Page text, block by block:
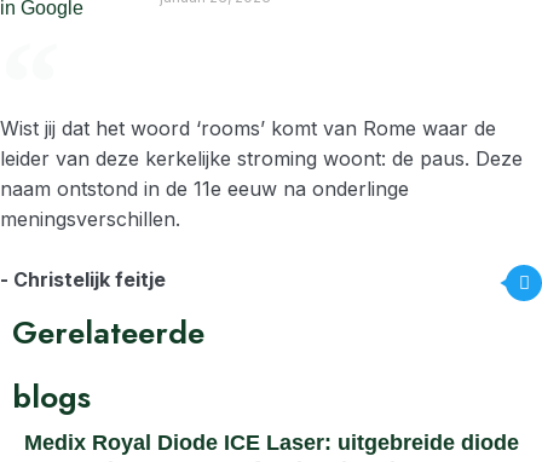
Wist jij dat het woord ‘rooms’ komt van Rome waar de
leider van deze kerkelijke stroming woont: de paus. Deze
naam ontstond in de 11e eeuw na onderlinge
meningsverschillen.
- Christelijk feitje
Gerelateerde
blogs
Medix Royal Diode ICE Laser: uitgebreide diode